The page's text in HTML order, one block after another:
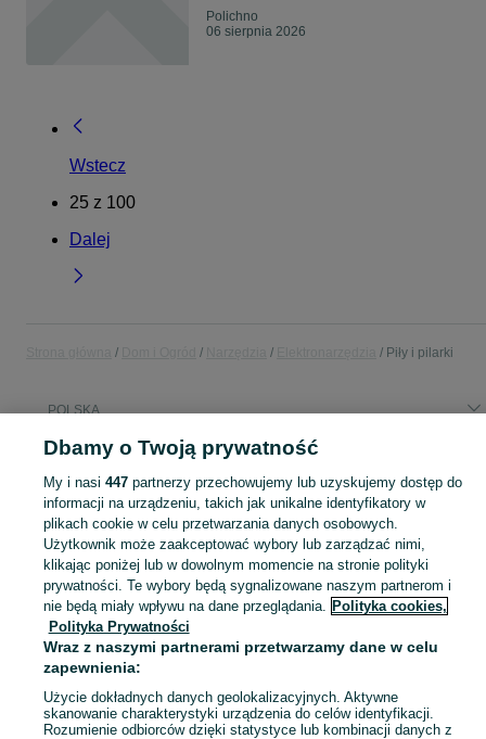
Polichno
06 sierpnia 2026
Wstecz
25 z 100
Dalej
Piły i pilarki
POLSKA
Sprzedaż pił i pilarek w Polsce ▶️ Szeroki wybór różnych marek w atrakcyjnych cenach ✅ Nowe i używane ☝ Sprawdź oferty i kupuj elektronarzędzia na OLX.pl!
Mapa kategorii
Mapa miejscowości
Mapa ministron
Popularne wyszukiwania
Dbamy o Twoją prywatność
My i nasi 447partnerzy przechowujemy lub uzyskujemy dostęp do
informacji na urządzeniu, takich jak unikalne identyfikatory w
plikach cookie w celu przetwarzania danych osobowych.
Użytkownik może zaakceptować wybory lub zarządzać nimi,
klikając poniżej lub w dowolnym momencie na stronie polityki
prywatności. Te wybory będą sygnalizowane naszym partnerom i
nie będą miały wpływu na dane przeglądania. Polityka cookies,
Polityka Prywatności
Wraz z naszymi partnerami przetwarzamy dane w celu
zapewnienia:
Użycie dokładnych danych geolokalizacyjnych. Aktywne
skanowanie charakterystyki urządzenia do celów identyfikacji.
Rozumienie odbiorców dzięki statystyce lub kombinacji danych z